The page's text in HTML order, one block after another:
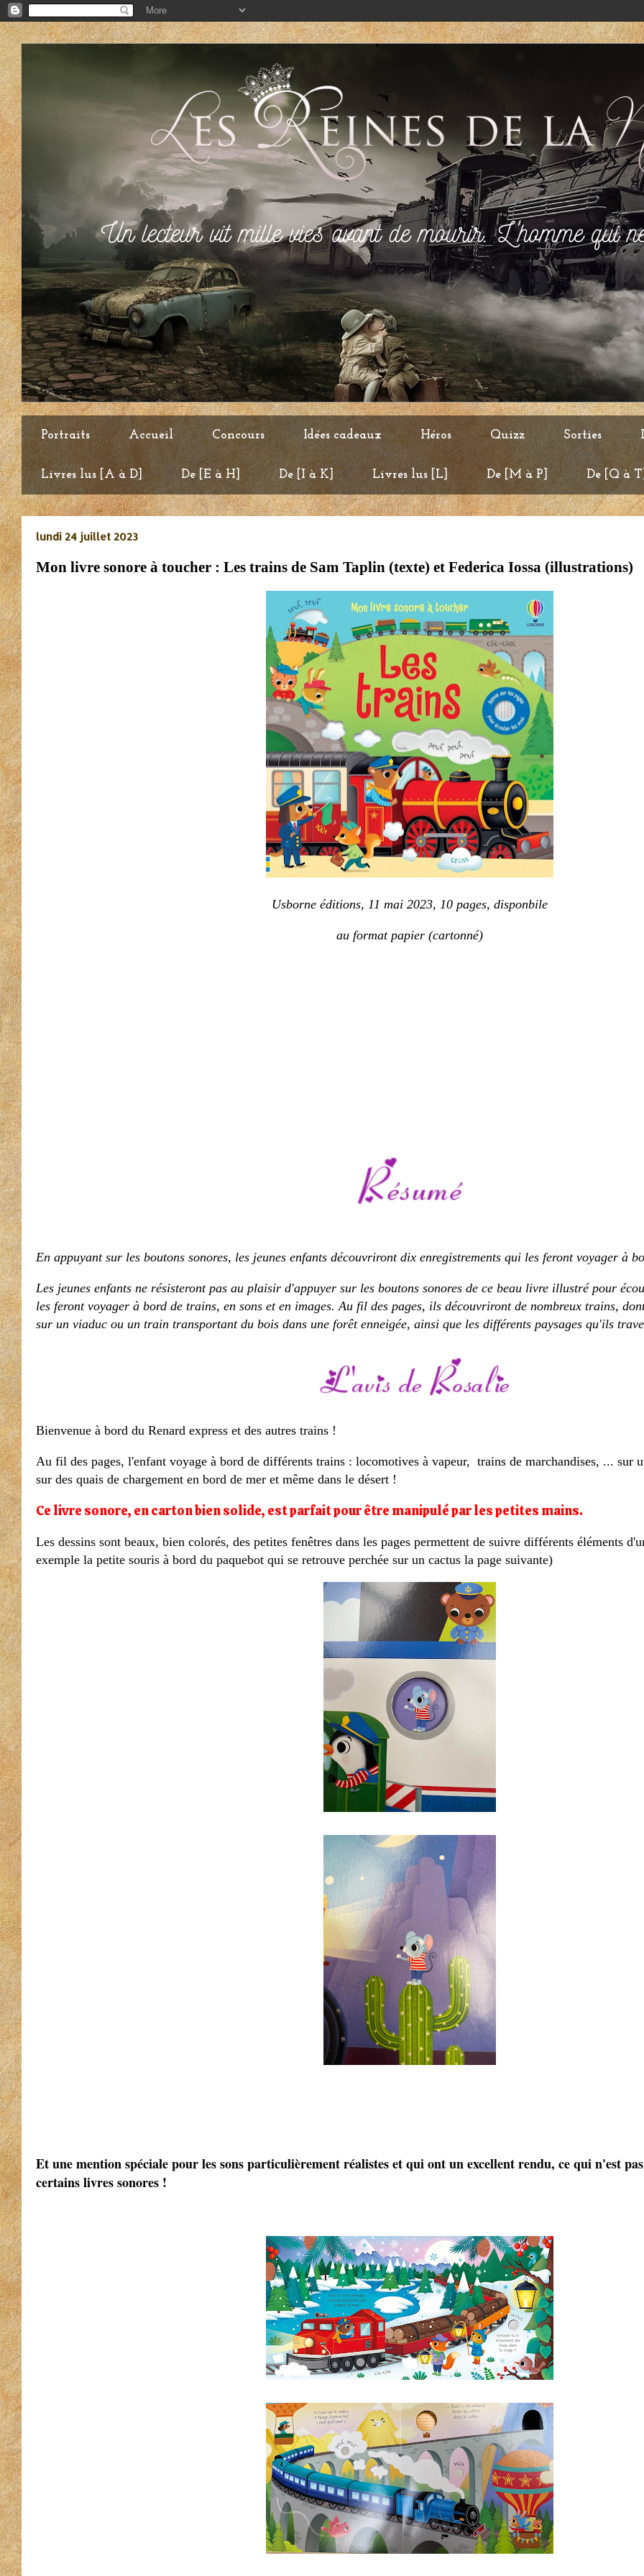
Portraits Accueil Concours Idées cadeaux Héros Quizz Sorties
Livres lus [A à D] De [E à H] De [I à K] Livres lus [L] De [M à P] De [Q à T]
lundi 24 juillet 2023
Mon livre sonore à toucher : Les trains de Sam Taplin (texte) et Federica Iossa (illustrations)
Usborne éditions, 11 mai 2023, 10 pages, disponbile
au format papier (cartonné)
En appuyant sur les boutons sonores, les jeunes enfants découvriront dix enregistrements qui les feront voyager à
Les jeunes enfants ne résisteront pas au plaisir d'appuyer sur les boutons sonores de ce beau livre illustré pour
les feront voyager à bord de trains, en sons et en images. Au fil des pages, ils découvriront de nombreux trains,
sur un viaduc ou un train transportant du bois dans une forêt enneigée, ainsi que les différents paysages qu'ils
Bienvenue à bord du Renard express et des autres trains !
Au fil des pages, l'enfant voyage à bord de différents trains : locomotives à vapeur, trains de marchandises, ... sur
sur des quais de chargement en bord de mer et même dans le désert !
Ce livre sonore, en carton bien solide, est parfait pour être manipulé par les petites mains.
Les dessins sont beaux, bien colorés, des petites fenêtres dans les pages permettent de suivre différents éléments
exemple la petite souris à bord du paquebot qui se retrouve perchée sur un cactus la page suivante)
Et une mention spéciale pour les sons particulièrement réalistes et qui ont un excellent rendu, ce qui n'est
certains livres sonores !